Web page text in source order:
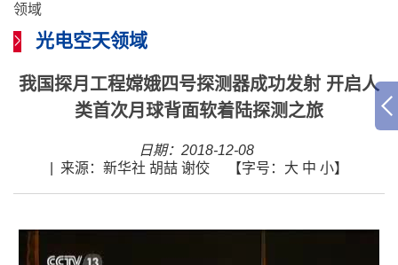
领域
光电空天领域
我国探月工程嫦娥四号探测器成功发射 开启人
类首次月球背面软着陆探测之旅
日期：2018-12-08
来源：新华社 胡喆 谢佼 【字号： 大 中 小】